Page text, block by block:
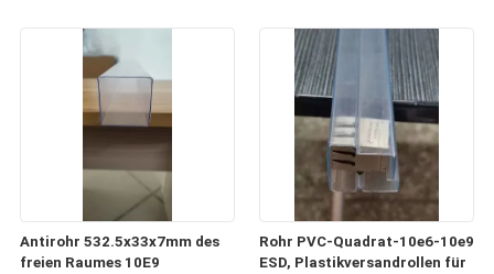
Antirohr 532.5x33x7mm des
freien Raumes 10E9
Rohr PVC-Quadrat-10e6-10e9
ESD, Plastikversandrollen für